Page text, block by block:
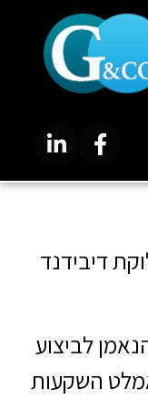
דיבידנד
לביצוע
השקעות